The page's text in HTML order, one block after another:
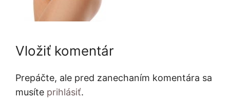
Vložiť komentár
Prepáčte, ale pred zanechaním komentára sa
musíte prihlásiť.